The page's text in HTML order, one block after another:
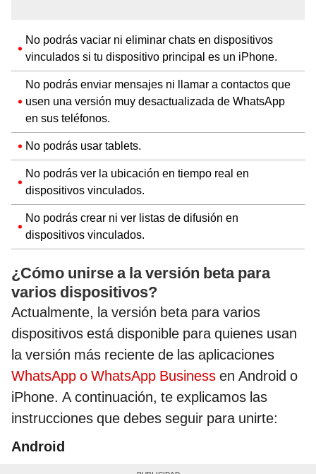
No podrás vaciar ni eliminar chats en dispositivos
vinculados si tu dispositivo principal es un iPhone.
No podrás enviar mensajes ni llamar a contactos que
usen una versión muy desactualizada de WhatsApp
en sus teléfonos.
No podrás usar tablets.
No podrás ver la ubicación en tiempo real en
dispositivos vinculados.
No podrás crear ni ver listas de difusión en
dispositivos vinculados.
¿Cómo unirse a la versión beta para
varios dispositivos?
Actualmente, la versión beta para varios
dispositivos está disponible para quienes usan
la versión más reciente de las aplicaciones
WhatsApp o WhatsApp Business en Android o
iPhone. A continuación, te explicamos las
instrucciones que debes seguir para unirte:
Android